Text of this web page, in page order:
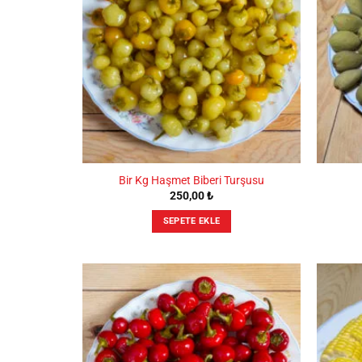
ürün
sayfasından
seçilebilir
Bir Kg Haşmet Biberi Turşusu
250,00₺
SEPETE EKLE